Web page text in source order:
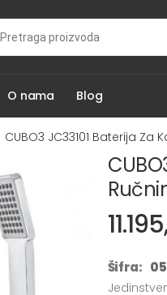
O nama Blog
CUBO3 JC33101 Baterija Za
Šifra: